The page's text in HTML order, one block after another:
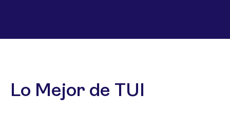
Lo Mejor de TUI